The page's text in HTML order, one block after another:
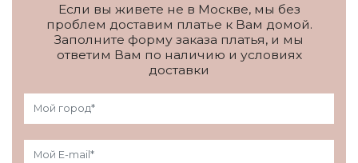
Если вы живете не в Москве, мы без
проблем доставим платье к Вам домой.
Заполните форму заказа платья, и мы
ответим Вам по наличию и условиях
доставки